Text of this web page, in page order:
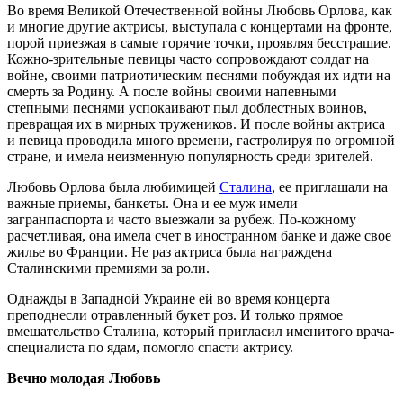
Во время Великой Отечественной войны Любовь Орлова, как
и многие другие актрисы, выступала с концертами на фронте,
порой приезжая в самые горячие точки, проявляя бесстрашие.
Кожно-зрительные певицы часто сопровождают солдат на
войне, своими патриотическим песнями побуждая их идти на
смерть за Родину. А после войны своими напевными
степными песнями успокаивают пыл доблестных воинов,
превращая их в мирных тружеников. И после войны актриса
и певица проводила много времени, гастролируя по огромной
стране, и имела неизменную популярность среди зрителей.
Любовь Орлова была любимицей Сталина, ее приглашали на
важные приемы, банкеты. Она и ее муж имели
загранпаспорта и часто выезжали за рубеж. По-кожному
расчетливая, она имела счет в иностранном банке и даже свое
жилье во Франции. Не раз актриса была награждена
Сталинскими премиями за роли.
Однажды в Западной Украине ей во время концерта
преподнесли отравленный букет роз. И только прямое
вмешательство Сталина, который пригласил именитого врача-
специалиста по ядам, помогло спасти актрису.
Вечно молодая Любовь